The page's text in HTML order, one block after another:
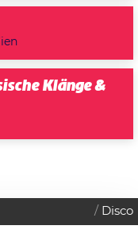
Klänge &
Disco